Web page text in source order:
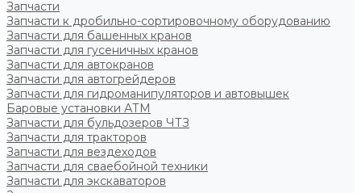
Запчасти
Запчасти к дробильно-сортировочному оборудованию
Запчасти для башенных кранов
Запчасти для гусеничных кранов
Запчасти для автокранов
Запчасти для автогрейдеров
Запчасти для гидроманипуляторов и автовышек
Баровые установки АТМ
Запчасти для бульдозеров ЧТЗ
Запчасти для тракторов
Запчасти для вездеходов
Запчасти для сваебойной техники
Запчасти для экскаваторов